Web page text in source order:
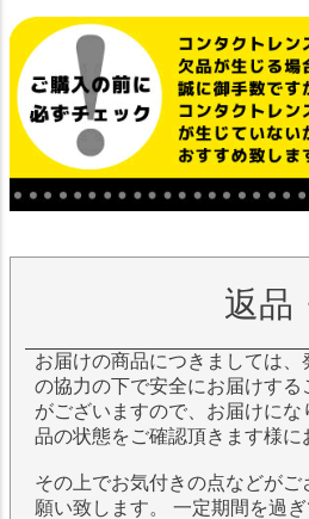
返品
お届けの商品につきましては
の協力の下で安全にお届けす
がございますので、お届けに
品の状態をご確認頂きます様に
その上でお気付きの点などが
願い致します。 一定期間を過